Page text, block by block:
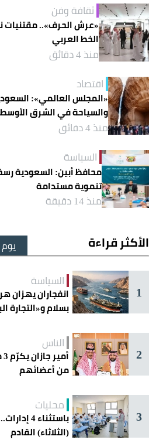
ثقافة وفن
«عرش الحرف».. مقتنيات
الخط العربي
منذ 4 دقائق
اقتصاد
«المجلس العالمي»:
والسياحة في الشرق الأوسط
منذ 4 دقائق
السياسة
محافظ أبين: السعودية
تنموية مستدامة
منذ 14 دقيقة
الأكثر قراءة يوم
1
السياسة
انفجاران يهزان
بسلام و«التجارة
2
الناس
من أعضائهم
3
محليات
باستثناء
(الثلاثاء) القادم